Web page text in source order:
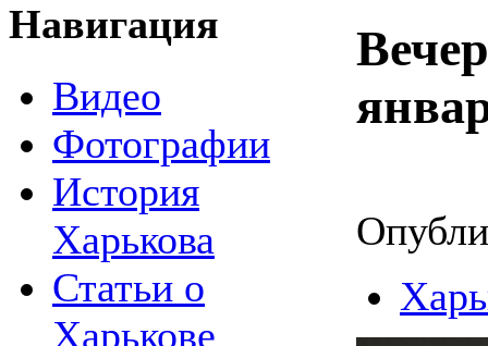
Навигация
Видео
Фотографии
История
Харькова
Статьи о
Харькове